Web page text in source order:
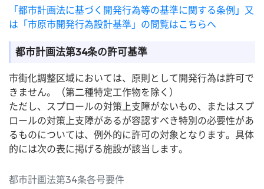
「都市計画法に基づく開発行為等の基準に関する条例」又
は「市原市開発行為設計基準」の閲覧はこちらへ
都市計画法第34条の許可基準
市街化調整区域においては、原則として開発行為は許可で
きません。（第二種特定工作物を除く）
ただし、スプロールの対策上支障がないもの、またはスプ
ロールの対策上支障があるが容認すべき特別の必要性があ
るものについては、例外的に許可の対象となります。具体
的には次の表に掲げる施設が該当します。
都市計画法第34条各号要件